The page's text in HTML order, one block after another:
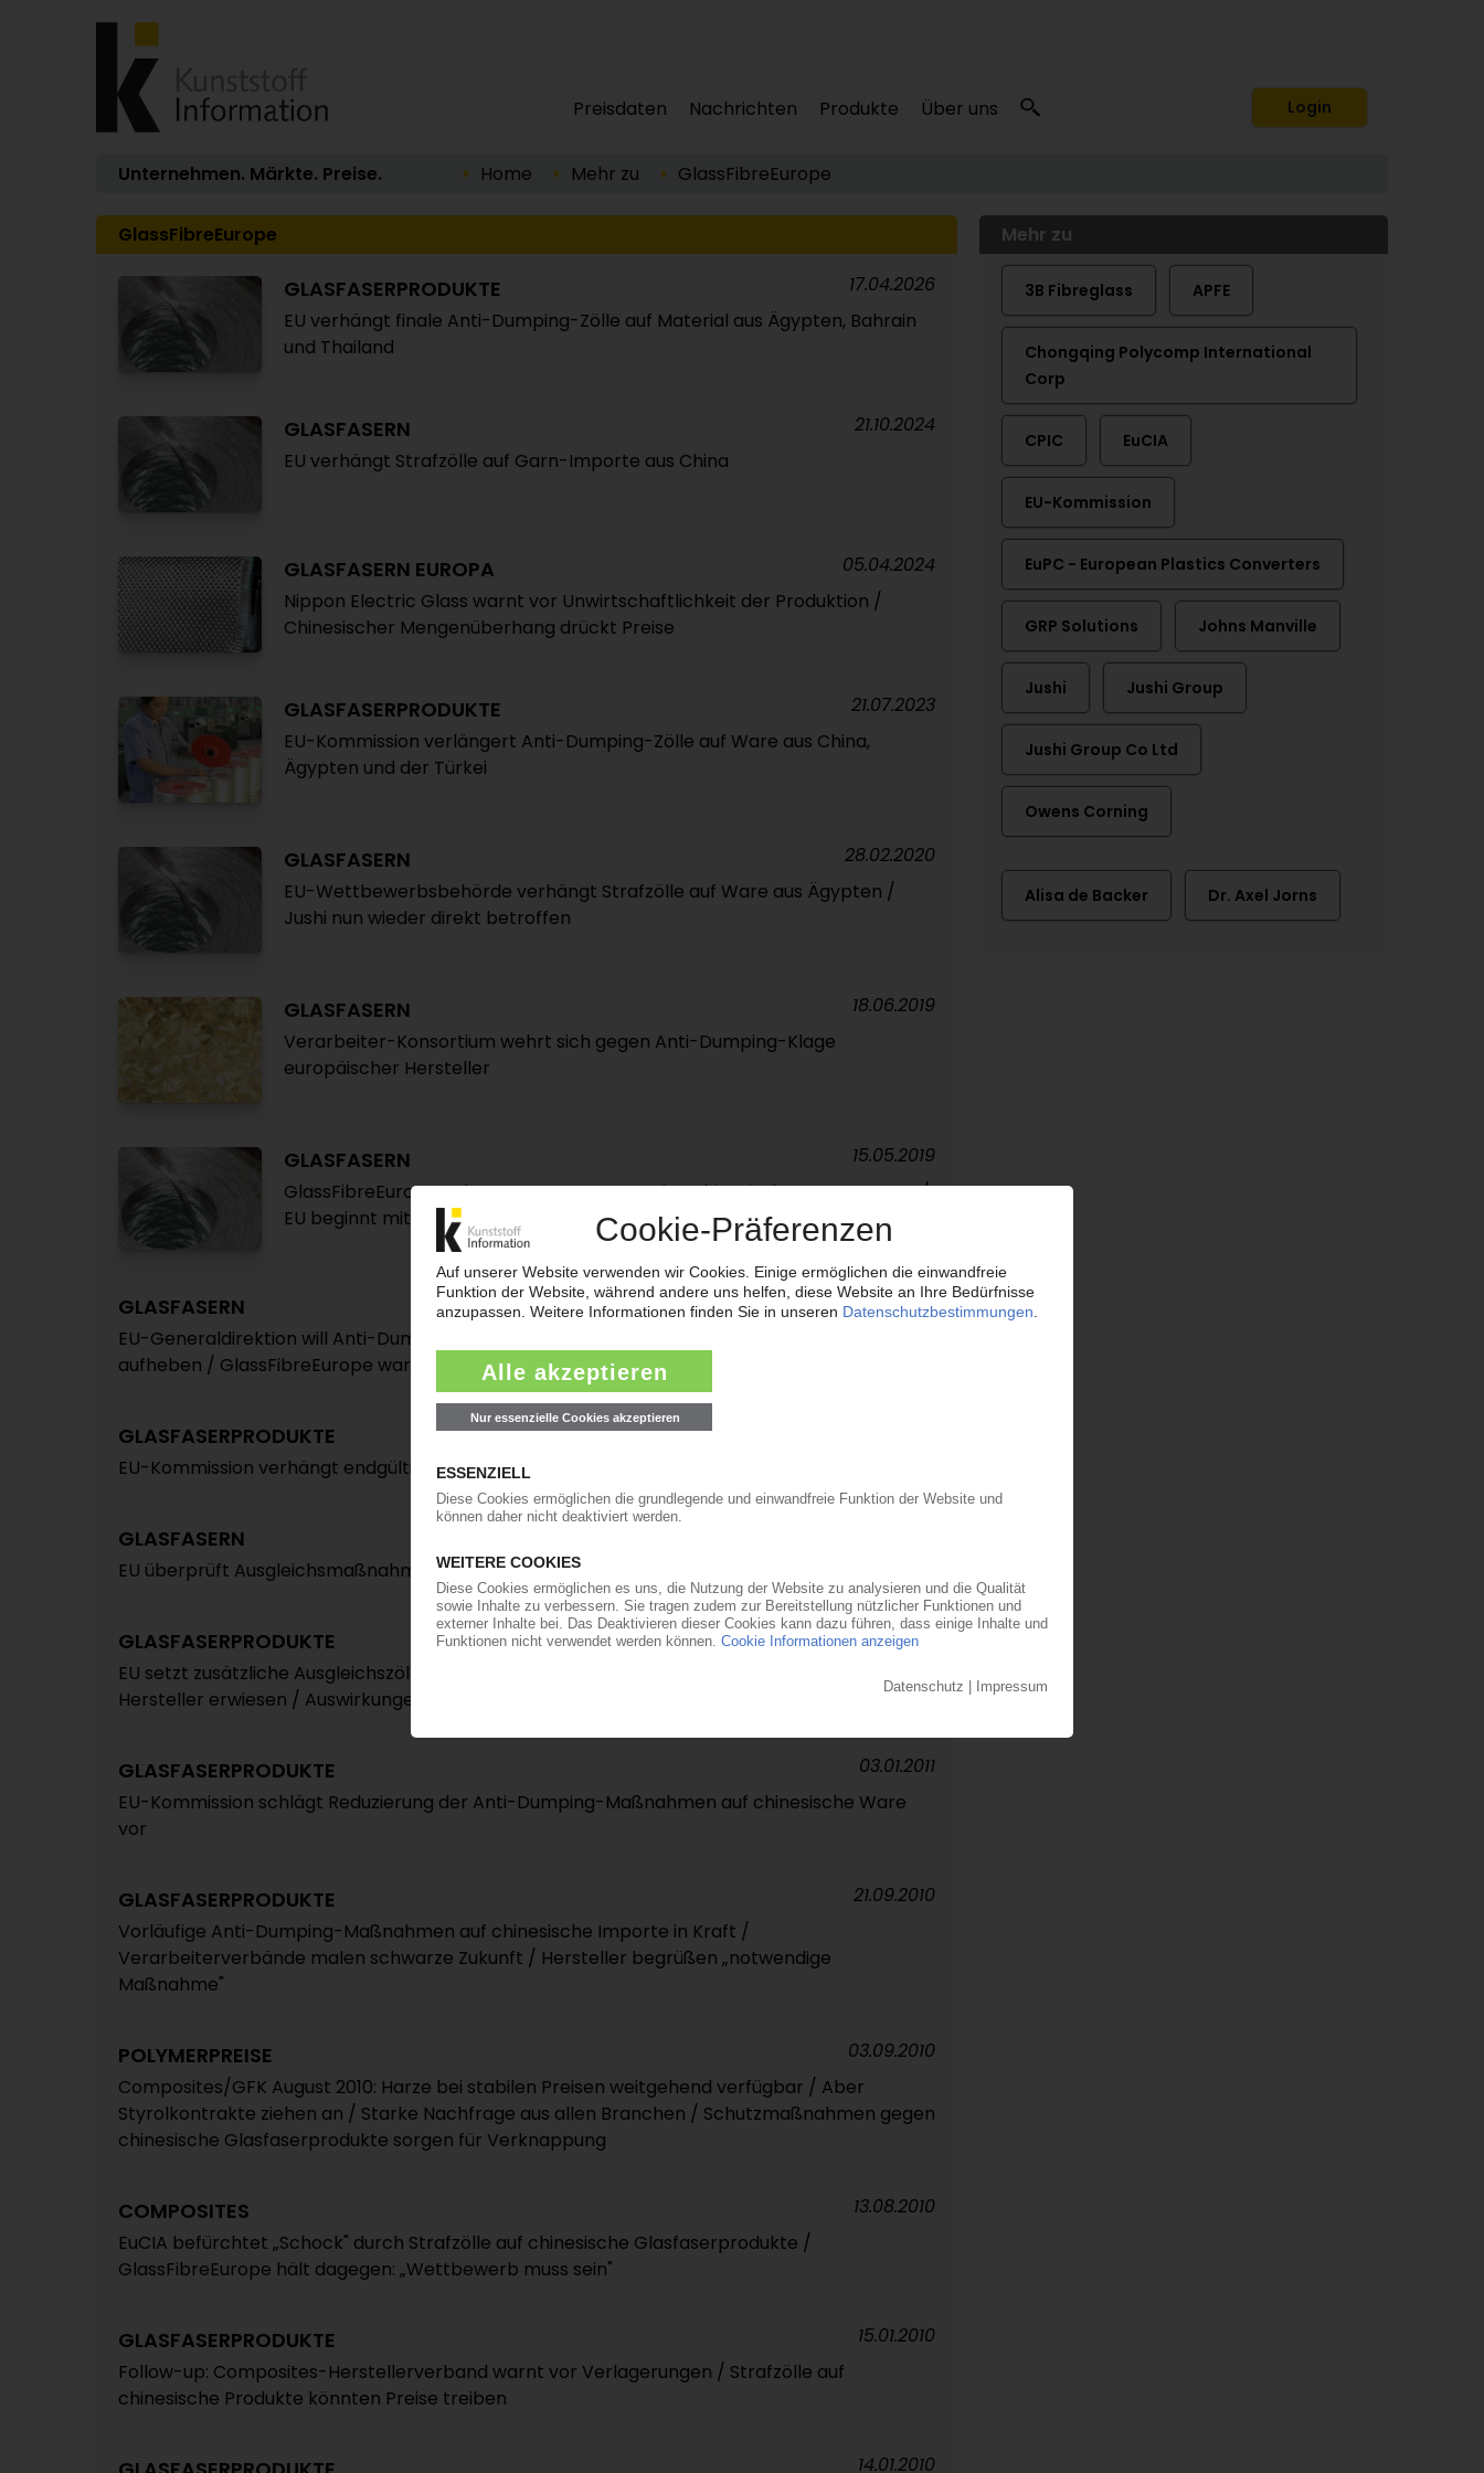
Preisdaten Nachrichten Produkte Über uns Login
Unternehmen. Märkte. Preise. Home Mehr zu GlassFibreEurope
GlassFibreEurope
GLASFASERPRODUKTE
EU verhängt finale Anti-Dumping-Zölle auf Material aus Ägypten, Bahrain
und Thailand
17.04.2026
GLASFASERN
EU verhängt Strafzölle auf Garn-Importe aus China
21.10.2024
GLASFASERN EUROPA
Nippon Electric Glass warnt vor Unwirtschaftlichkeit der Produktion /
Chinesischer Mengenüberhang drückt Preise
05.04.2024
GLASFASERPRODUKTE
EU-Kommission verlängert Anti-Dumping-Zölle auf Ware aus China,
Ägypten und der Türkei
21.07.2023
GLASFASERN
EU-Wettbewerbsbehörde verhängt Strafzölle auf Ware aus Ägypten /
Jushi nun wieder direkt betroffen
28.02.2020
GLASFASERN
Verarbeiter-Konsortium wehrt sich gegen Anti-Dumping-Klage
europäischer Hersteller
18.06.2019
GLASFASERN
GlassFibreEurope geht erneut gegen Dumping chinesischer Erzeuger vor /
EU beginnt mit Untersuchung / CPIC und Jushi betroffen
15.05.2019
GLASFASERN
EU-Generaldirektion will Anti-Dumping-Zölle auf offenmaschige Glasfasergewebe aus China
aufheben / GlassFibreEurope warnt vor verheerenden Folgen
15.08.2017
GLASFASERPRODUKTE
EU-Kommission verhängt endgültige Anti Dumping-Zölle auf Waren aus China
GLASFASERN
EU überprüft Ausgleichsmaßnahmen auf chinesische Ware
GLASFASERPRODUKTE
EU setzt zusätzliche Ausgleichszölle in Kraft / Staatliche Subventionen für chinesische
Hersteller erwiesen / Auswirkungen auf Marktpreise aber wohl nur gering
05.01.2015
GLASFASERPRODUKTE
EU-Kommission schlägt Reduzierung der Anti-Dumping-Maßnahmen auf chinesische Ware
vor
03.01.2011
GLASFASERPRODUKTE
Vorläufige Anti-Dumping-Maßnahmen auf chinesische Importe in Kraft /
Verarbeiterverbände malen schwarze Zukunft / Hersteller begrüßen „notwendige
Maßnahme"
21.09.2010
POLYMERPREISE
Composites/GFK August 2010: Harze bei stabilen Preisen weitgehend verfügbar / Aber
Styrolkontrakte ziehen an / Starke Nachfrage aus allen Branchen / Schutzmaßnahmen gegen
chinesische Glasfaserprodukte sorgen für Verknappung
03.09.2010
COMPOSITES
EuCIA befürchtet „Schock" durch Strafzölle auf chinesische Glasfaserprodukte /
GlassFibreEurope hält dagegen: „Wettbewerb muss sein"
13.08.2010
GLASFASERPRODUKTE
Follow-up: Composites-Herstellerverband warnt vor Verlagerungen / Strafzölle auf
chinesische Produkte könnten Preise treiben
15.01.2010
14.01.2010
Mehr zu
3B Fibreglass APFE
Chongqing Polycomp International
Corp
CPIC EuCIA
EU-Kommission
EuPC - European Plastics Converters
GRP Solutions Johns Manville
Jushi Jushi Group
Jushi Group Co Ltd
Owens Corning
Alisa de Backer Dr. Axel Jorns